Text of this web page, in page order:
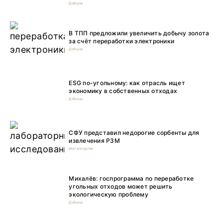
Добыча
В ТПП предложили увеличить добычу золота
за счёт переработки электроники
Добыча
ESG по-угольному: как отрасль ищет
экономику в собственных отходах
Добыча
СФУ представил недорогие сорбенты для
извлечения РЗМ
Металлургия
Михалёв: госпрограмма по переработке
угольных отходов может решить
экологическую проблему
Добыча